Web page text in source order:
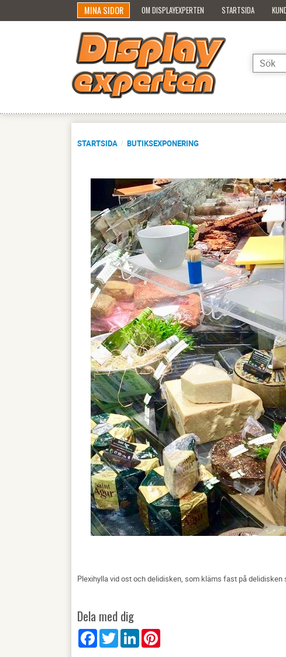
MINA SIDOR OM DISPLAYEXPERTEN STARTSIDA
STARTSIDA BUTIKSEXPONERING
Plexihylla vid ost och delidisken, som kläms fast på
Dela med dig
FacebookTwitter LinkedIn